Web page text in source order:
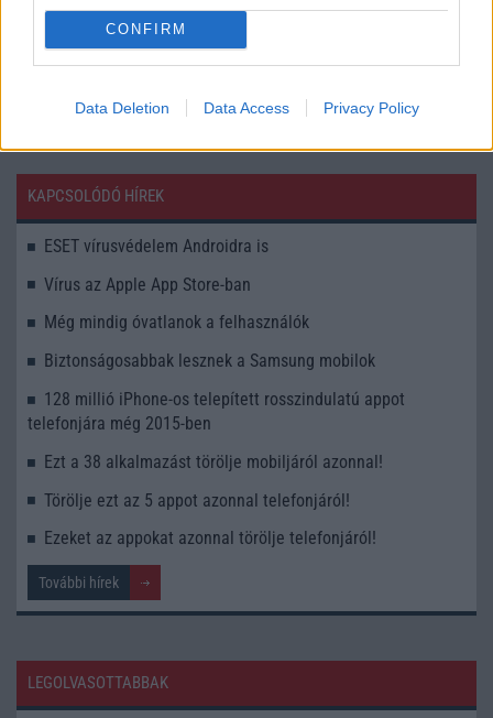
CONFIRM
Data Deletion Data Access Privacy Policy
Az Edge Panel az egyik leghasznosabb funkció, amely
jelentősen felgyorsítja a mindennapi használatot,
miközben a Pixel telefonokból továbbra is hiányzik.
KAPCSOLÓDÓ HÍREK
ESET vírusvédelem Androidra is
Vírus az Apple App Store-ban
Még mindig óvatlanok a felhasználók
Biztonságosabbak lesznek a Samsung mobilok
128 millió iPhone-os telepített rosszindulatú appot
telefonjára még 2015-ben
Ezt a 38 alkalmazást törölje mobiljáról azonnal!
Törölje ezt az 5 appot azonnal telefonjáról!
Ezeket az appokat azonnal törölje telefonjáról!
További hírek
LEGOLVASOTTABBAK